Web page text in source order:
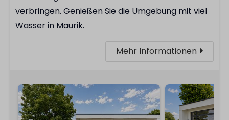
verbringen. Genießen Sie die Umgebung mit viel
Wasser in Maurik.
Mehr Informationen